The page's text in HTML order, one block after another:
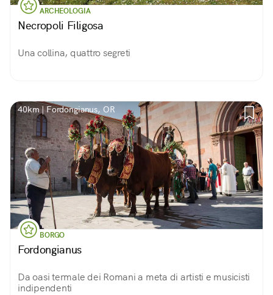
ARCHEOLOGIA
Necropoli Filigosa
Una collina, quattro segreti
40km | Fordongianus, OR
BORGO
Fordongianus
Da oasi termale dei Romani a meta di artisti e musicisti
indipendenti